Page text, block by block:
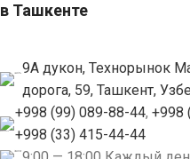
в Ташкенте
9А дукон, Технорынок
дорога, 59, Ташкент,
+998 (99) 089-88-44, +998
+998 (33) 415-44-44